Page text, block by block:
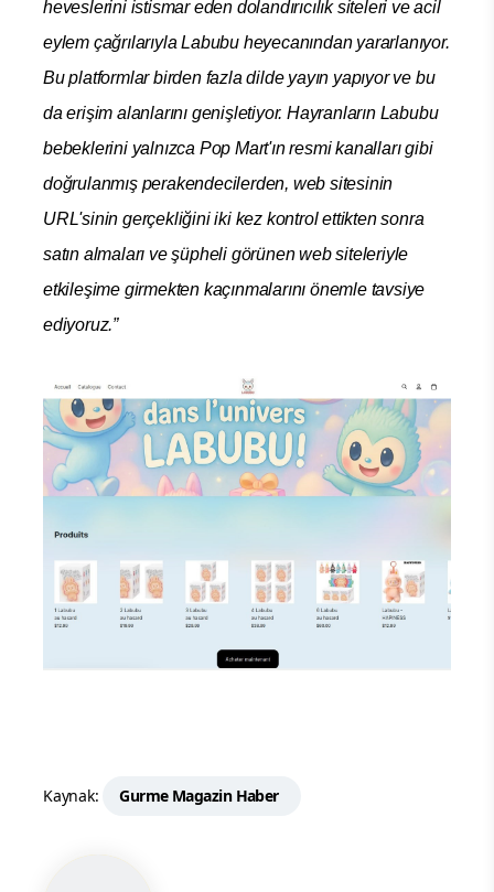
heveslerini istismar eden dolandırıcılık siteleri ve acil
eylem çağrılarıyla Labubu heyecanından yararlanıyor.
Bu platformlar birden fazla dilde yayın yapıyor ve bu
da erişim alanlarını genişletiyor. Hayranların Labubu
bebeklerini yalnızca Pop Mart'ın resmi kanalları gibi
doğrulanmış perakendecilerden, web sitesinin
URL'sinin gerçekliğini iki kez kontrol ettikten sonra
satın almaları ve şüpheli görünen web siteleriyle
etkileşime girmekten kaçınmalarını önemle tavsiye
ediyoruz.”
Kaynak: Gurme Magazin Haber